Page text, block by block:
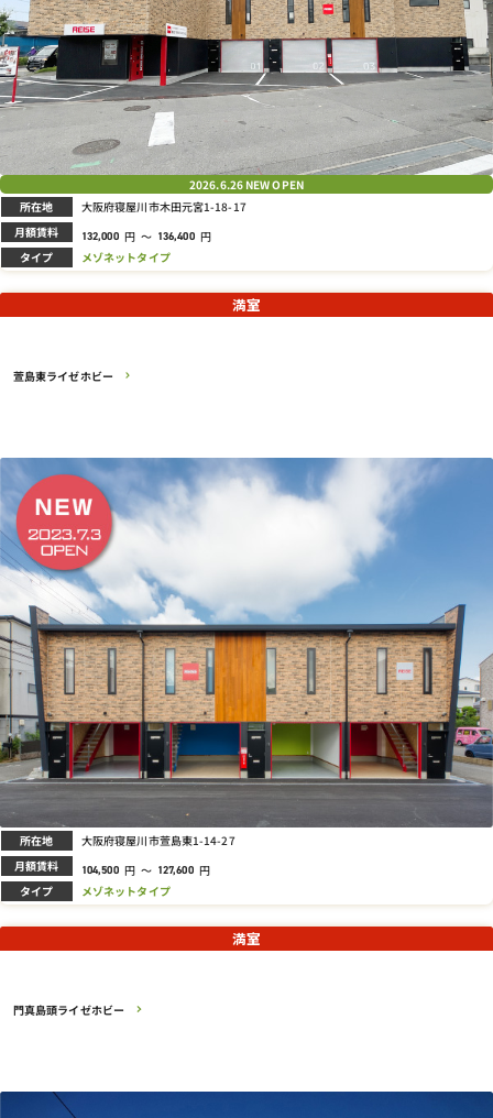
2026.6.26NEW OPEN
所在地 大阪府寝屋川市木田元宮1-18-17
月額賃料 132,000 円 ～ 136,400 円
タイプ メゾネットタイプ
萱島東ライゼホビー
満室
所在地 大阪府寝屋川市萱島東1-14-27
月額賃料 104,500 円 ～ 127,600 円
タイプ メゾネットタイプ
門真島頭ライゼホビー
満室